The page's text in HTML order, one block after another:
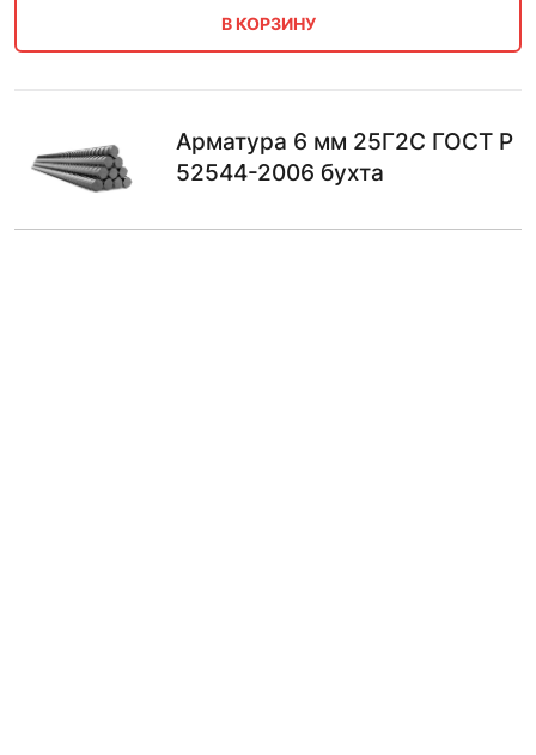
В КОРЗИНУ
Арматура 6 мм 25Г2С ГОСТ Р
52544-2006 бухта